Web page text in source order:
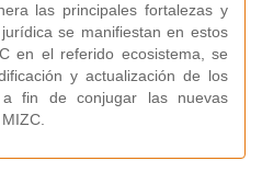
las principales fortalezas y
se manifiestan en estos
en el referido ecosistema, se
y actualización de los
a fin de conjugar las nuevas